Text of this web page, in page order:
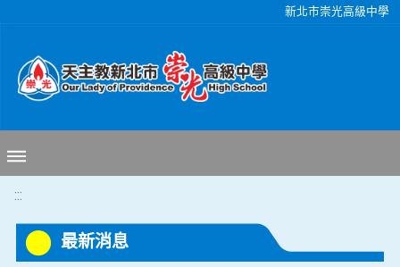
新北市崇光高級中學
:::
最新消息